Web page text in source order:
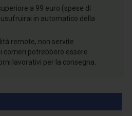
a 99 euro (spese di
in automatico della
remote, non servite
corrieri potrebbero essere
lavorativi per la consegna.